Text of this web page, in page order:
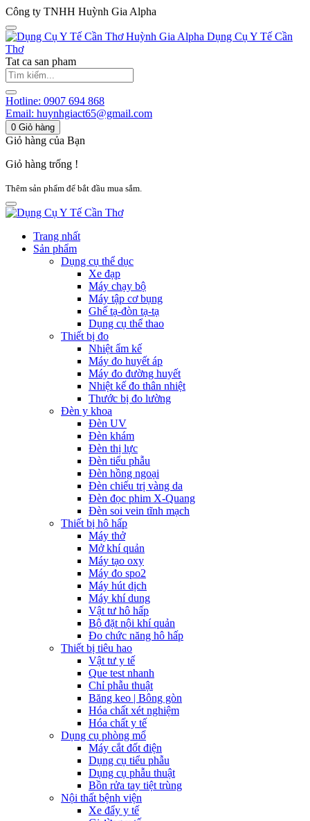
Công ty TNHH Huỳnh Gia Alpha
Huỳnh Gia Alpha Dụng Cụ Y Tế Cần
Thơ
Tat ca san pham
Hotline: 0907 694 868
Email: huynhgiact65@gmail.com
0 Giỏ hàng
Giỏ hàng của Bạn
Giỏ hàng trống !
Thêm sản phẩm để bắt đầu mua sắm.
Trang nhất
Sản phẩm
Dụng cụ thể dục
Xe đạp
Máy chạy bộ
Máy tập cơ bụng
Ghế tạ-đòn tạ-tạ
Dụng cụ thể thao
Thiết bị đo
Nhiệt ẩm kế
Máy đo huyết áp
Máy đo đường huyết
Nhiệt kế đo thân nhiệt
Thước bị đo lường
Đèn y khoa
Đèn UV
Đèn khám
Đèn thị lực
Đèn tiểu phẫu
Đèn hồng ngoại
Đèn chiếu trị vàng da
Đèn đọc phim X-Quang
Đèn soi vein tĩnh mạch
Thiết bị hô hấp
Máy thở
Mở khí quản
Máy tạo oxy
Máy đo spo2
Máy hút dịch
Máy khí dung
Vật tư hô hấp
Bộ đặt nội khí quản
Đo chức năng hô hấp
Thiết bị tiêu hao
Vật tư y tế
Que test nhanh
Chỉ phẫu thuật
Băng keo | Bông gòn
Hóa chất xét nghiệm
Hóa chất y tế
Dụng cụ phòng mổ
Máy cắt đốt điện
Dụng cụ tiểu phẫu
Dụng cụ phẫu thuật
Bồn rửa tay tiệt trùng
Nội thất bệnh viện
Xe đẩy y tế